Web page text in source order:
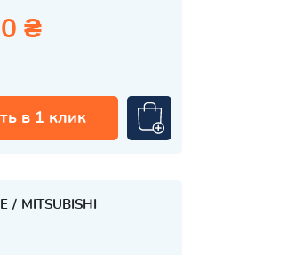
₴
в 1 клик
MITSUBISHI